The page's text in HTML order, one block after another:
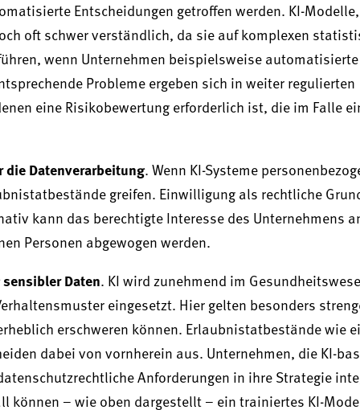
Entscheidungen getroffen werden. KI-Modelle,
oft schwer verständlich, da sie auf komplexen
wenn Unternehmen beispielsweise automatisierte
Probleme ergeben sich in weiter regulierten
eine Risikobewertung erforderlich ist, die im Falle
Datenverarbeitung. Wenn KI-Systeme
greifen. Einwilligung als rechtliche
kann das berechtigte Interesse des Unternehmens
Personen abgewogen werden.
Daten. KI wird zunehmend im
eingesetzt. Hier gelten besonders
erschweren können. Erlaubnistatbestände wie
dabei von vornherein aus. Unternehmen, die KI-
Anforderungen in ihre Strategie
können – wie oben dargestellt – ein trainiertes KI-